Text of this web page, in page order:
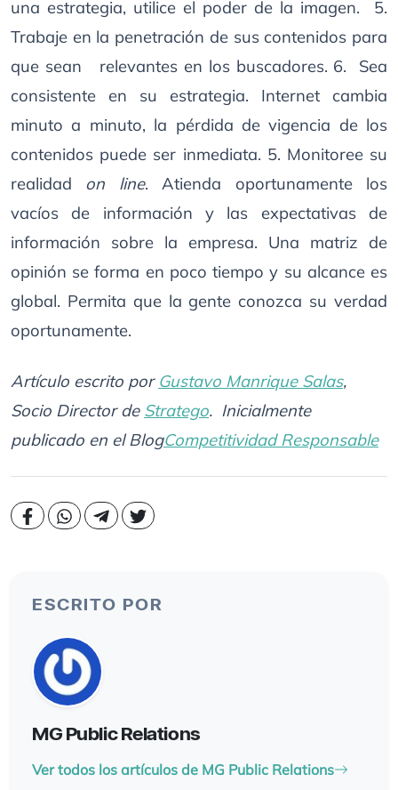
una estrategia, utilice el poder de la imagen. 5.
Trabaje en la penetración de sus contenidos para
que sean relevantes en los buscadores. 6. Sea
consistente en su estrategia. Internet cambia
minuto a minuto, la pérdida de vigencia de los
contenidos puede ser inmediata. 5. Monitoree su
realidad on line. Atienda oportunamente los
vacíos de información y las expectativas de
información sobre la empresa. Una matriz de
opinión se forma en poco tiempo y su alcance es
global. Permita que la gente conozca su verdad
oportunamente.
Artículo escrito por Gustavo Manrique Salas,
Socio Director de Stratego. Inicialmente
publicado en el BlogCompetitividad Responsable
ESCRITO POR
MG Public Relations
Ver todos los artículos de MG Public Relations